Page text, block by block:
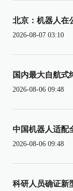
北京：机器人在
2026-08-07 03:10
国内最大自航式
2026-08-06 09:48
中国机器人适配
2026-08-06 09:48
科研人员确证新